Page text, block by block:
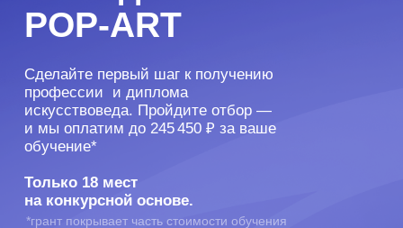
*грант покрывает часть стоимости обучения
на конкурсной основе.
Получить грант